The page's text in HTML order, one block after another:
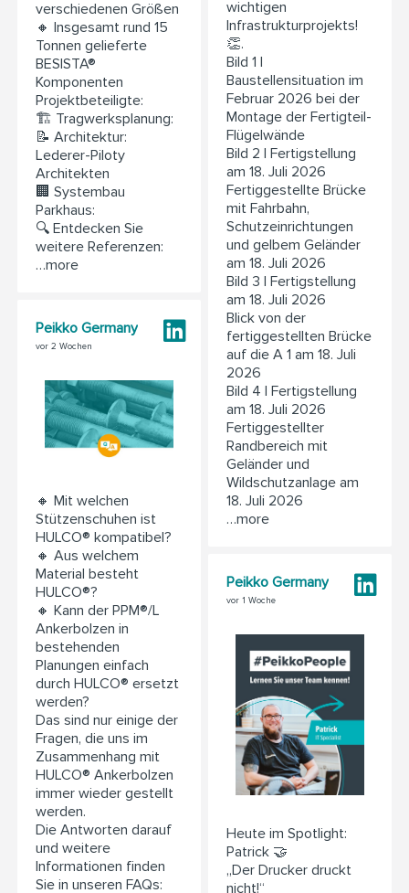
verschiedenen Größen
🔸 Insgesamt rund 15
Tonnen gelieferte
BESISTA®
Komponenten
Projektbeteiligte:
🏗️ Tragwerksplanung:
📝 Architektur:
Lederer-Piloty
Architekten
🏢 Systembau
Parkhaus:
🔍 Entdecken Sie
weitere Referenzen:
…more
Peikko Germany
vor 2 Wochen
🔸 Mit welchen
Stützenschuhen ist
HULCO® kompatibel?
🔸 Aus welchem
Material besteht
HULCO®?
🔸 Kann der PPM®/L
Ankerbolzen in
bestehenden
Planungen einfach
durch HULCO® ersetzt
werden?
Das sind nur einige der
Fragen, die uns im
Zusammenhang mit
HULCO® Ankerbolzen
immer wieder gestellt
werden.
Die Antworten darauf
und weitere
Informationen finden
Sie in unseren FAQs:
wichtigen
Infrastrukturprojekts!
👏.
Bild 1 |
Baustellensituation im
Februar 2026 bei der
Montage der Fertigteil-
Flügelwände
Bild 2 | Fertigstellung
am 18. Juli 2026
Fertiggestellte Brücke
mit Fahrbahn,
Schutzeinrichtungen
und gelbem Geländer
am 18. Juli 2026
Bild 3 | Fertigstellung
am 18. Juli 2026
Blick von der
fertiggestellten Brücke
auf die A 1 am 18. Juli
2026
Bild 4 | Fertigstellung
am 18. Juli 2026
Fertiggestellter
Randbereich mit
Geländer und
Wildschutzanlage am
18. Juli 2026
…more
Peikko Germany
vor 1 Woche
Heute im Spotlight:
Patrick 🤝
„Der Drucker druckt
nicht!“